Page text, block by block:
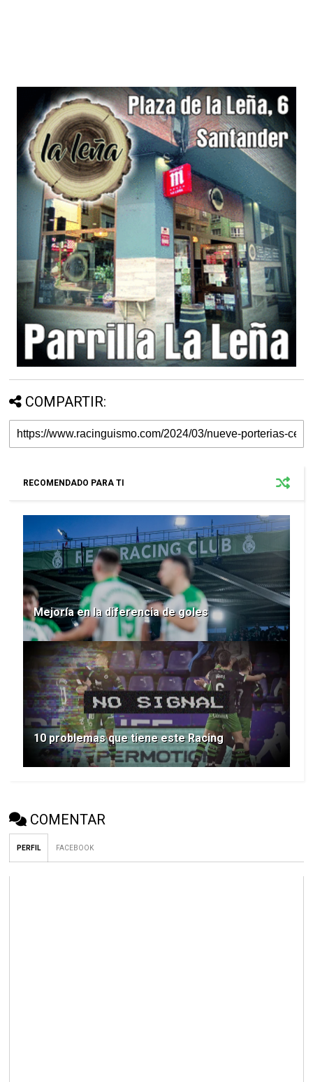
COMPARTIR:
RECOMENDADO PARA TI
Mejoría en la diferencia de goles
10 problemas que tiene este Racing
COMENTAR
PERFIL FACEBOOK